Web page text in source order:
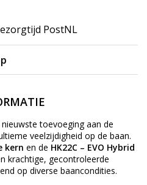
PostNL
nieuwste toevoeging aan de
veelzijdigheid op de baan.
kern en de HK22C – EVO Hybrid
krachtige, gecontroleerde
op diverse baancondities.